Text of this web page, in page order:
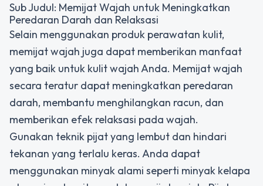
Sub Judul: Memijat Wajah untuk Meningkatkan
Peredaran Darah dan Relaksasi
Selain menggunakan produk perawatan kulit,
memijat wajah juga dapat memberikan manfaat
yang baik untuk kulit wajah Anda. Memijat wajah
secara teratur dapat meningkatkan peredaran
darah, membantu menghilangkan racun, dan
memberikan efek relaksasi pada wajah.
Gunakan teknik pijat yang lembut dan hindari
tekanan yang terlalu keras. Anda dapat
menggunakan minyak alami seperti minyak kelapa